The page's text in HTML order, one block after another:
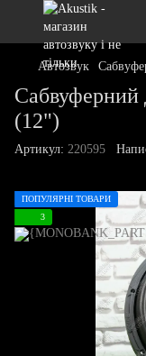
Автозвук
Сабвуферний
(12")
Артикул: 220595
ПОПУЛЯРНІ ТОВАРИ
3